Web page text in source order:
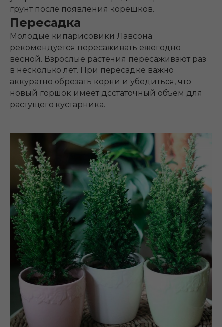
грунт после появления корешков.
Пересадка
Молодые кипарисовики Лавсона
рекомендуется пересаживать ежегодно
весной. Взрослые растения пересаживают раз
в несколько лет. При пересадке важно
аккуратно обрезать корни и убедиться, что
новый горшок имеет достаточный объем для
растущего кустарника.